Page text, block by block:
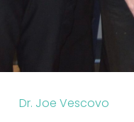
Dr. Joe Vescovo